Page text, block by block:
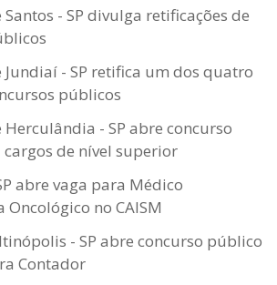
- SP divulga retificações de
- SP retifica um dos quatro
públicos
- SP abre concurso
de nível superior
abre vaga para Médico
Oncológico no CAISM
- SP abre concurso público
Contador